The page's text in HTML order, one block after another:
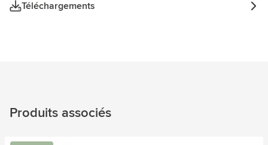
Téléchargements
Produits associés